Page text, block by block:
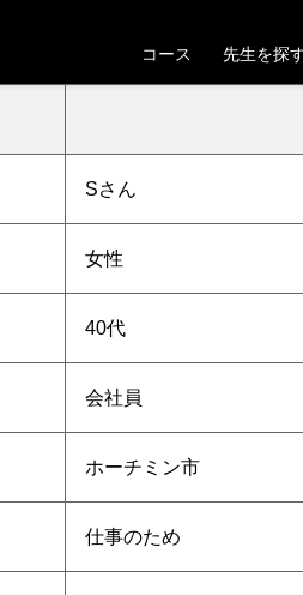
コース 先生を探
Sさん
女性
40代
会社員
ホーチミン市
仕事のため